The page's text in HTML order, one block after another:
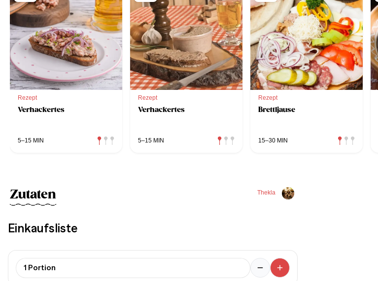
Rezept
Verhackertes
5–15 MIN
Rezept
Verhackertes
5–15 MIN
Rezept
Brettljause
15–30 MIN
Thekla
Zutaten